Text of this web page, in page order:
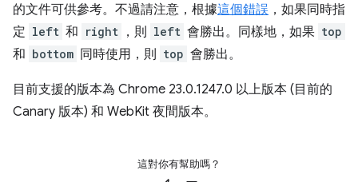
的文件可供參考。不過請注意，根據這個錯誤 ，如果同時指
定 left 和 right ，則 left 會勝出。同樣地，如果 top
和 bottom 同時使用，則 top 會勝出。
目前支援的版本為 Chrome 23.0.1247.0 以上版本 (目前的
Canary 版本) 和 WebKit 夜間版本。
這對你有幫助嗎？